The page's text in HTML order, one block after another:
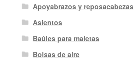
Apoyabrazos y reposacabezas
Asientos
Baúles para maletas
Bolsas de aire